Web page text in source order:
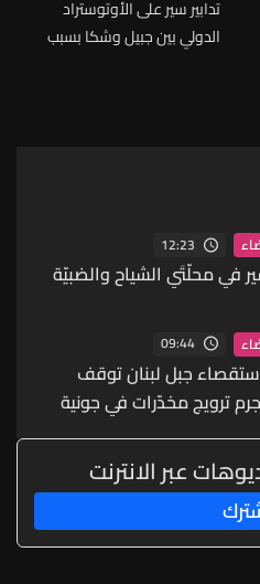
تدابير سير على الأوتوستراد
الدولي بين جبيل وشكا بسبب
12:23
في محلّتَي الشياح والضبيّة
09:44
جبل لبنان توقف
ترويج مخدّرات في جونية
منها
عبر الانترنت